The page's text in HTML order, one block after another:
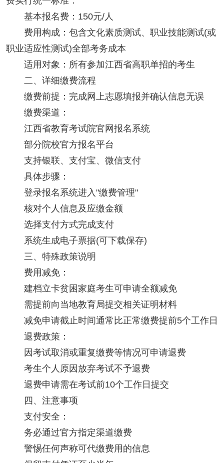
基本报名费：150元/人
费用构成：包含文化素质测试、职业技能测试(或
职业适应性测试)全部考务成本
适用对象：所有参加江西省高职单招的考生
二、详细缴费流程
缴费前提：完成网上志愿填报并确认信息无误
缴费渠道：
江西省教育考试院官网报名系统
部分院校官方报名平台
支持银联、支付宝、微信支付
具体步骤：
登录报名系统进入"缴费管理"
核对个人信息及应缴金额
选择支付方式完成支付
系统生成电子票据(可下载保存)
三、特殊政策说明
费用减免：
建档立卡贫困家庭考生可申请全额减免
需提前向当地教育局提交相关证明材料
减免申请截止时间通常比正常缴费提前5个工作日
退费政策：
因考试取消或重复缴费等情况可申请退费
考生个人原因放弃考试不予退费
退费申请需在考试前10个工作日提交
四、注意事项
支付安全：
务必通过官方指定渠道缴费
警惕任何声称可代缴费用的信息